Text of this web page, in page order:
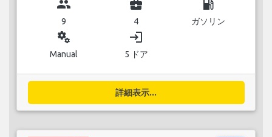
group
9
business_center
4
local_gas_station
ガソリン
miscellaneous_services
Manual
login
5 ドア
詳細表示...